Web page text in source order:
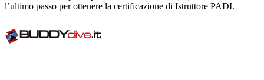
l’ultimo passo per ottenere la certificazione di Istruttore PADI.